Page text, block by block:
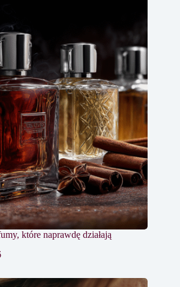
które naprawdę działają